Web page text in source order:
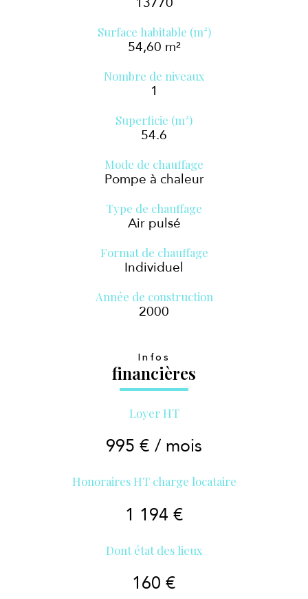
Surface habitable (m²)
54,60 m²
Nombre de niveaux
1
Superficie (m²)
54.6
Mode de chauffage
Pompe à chaleur
Type de chauffage
Air pulsé
Format de chauffage
Individuel
Année de construction
2000
Infos
financières
Loyer HT
995 € / mois
Honoraires HT charge locataire
1 194 €
Dont état des lieux
160 €